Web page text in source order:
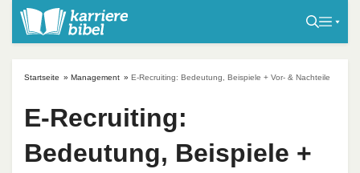
Startseite » Management » E-Recruiting: Bedeutung, Beispiele + Vor- & Nachteile
E-Recruiting:
Bedeutung, Beispiele +